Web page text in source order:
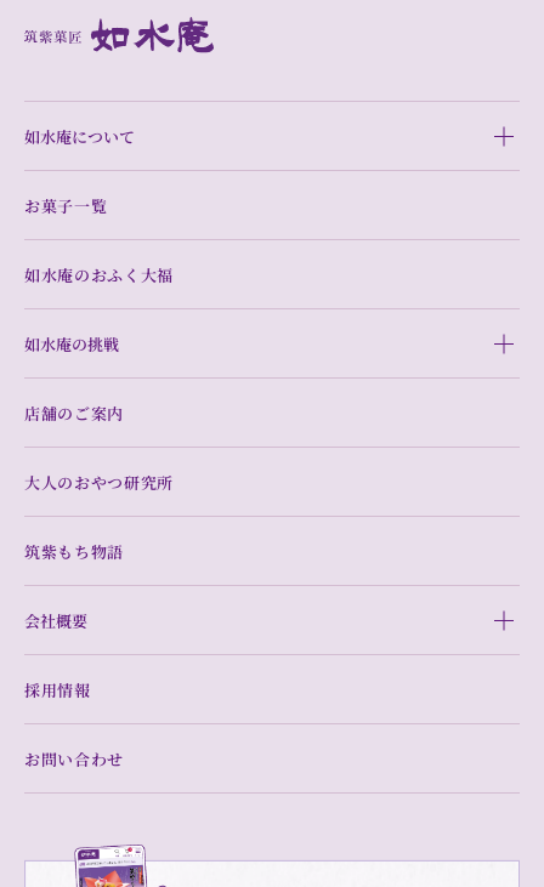
如水庵について
お菓子一覧
如水庵のおふく大福
如水庵の挑戦
店舗のご案内
大人のおやつ研究所
筑紫もち物語
会社概要
採用情報
お問い合わせ